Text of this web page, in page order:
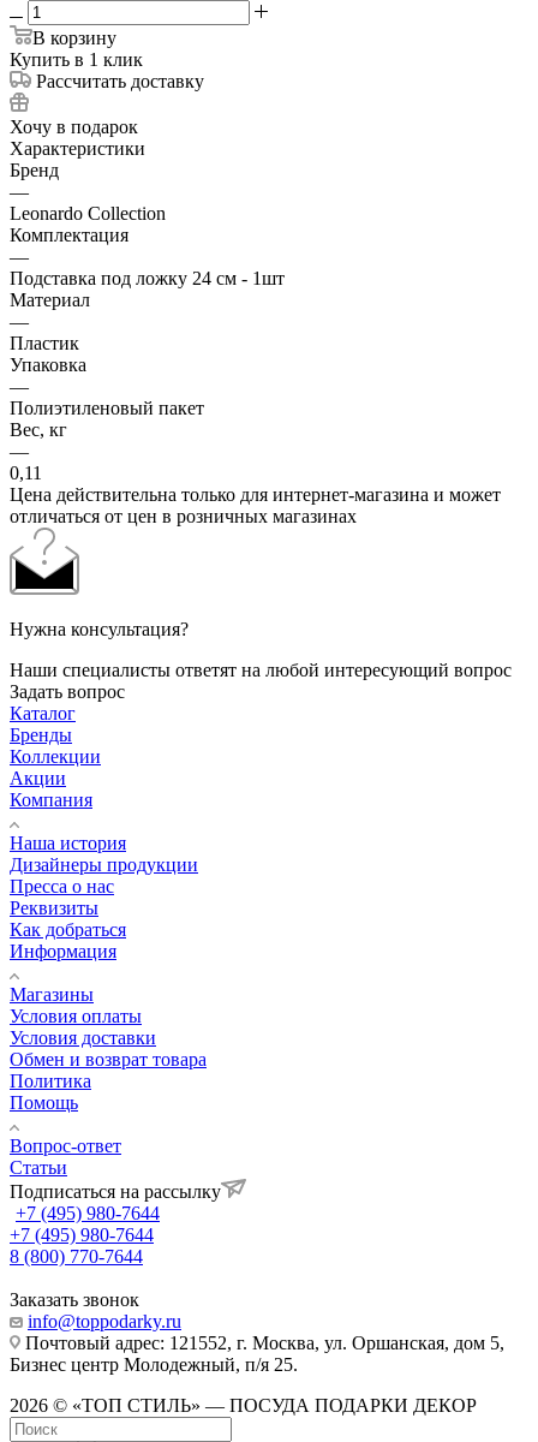
В корзину
Купить в 1 клик
Рассчитать доставку
Хочу в подарок
Характеристики
Бренд
—
Leonardo Collection
Комплектация
—
Подставка под ложку 24 см - 1шт
Материал
—
Пластик
Упаковка
—
Полиэтиленовый пакет
Вес, кг
—
0,11
Цена действительна только для интернет-магазина и может
отличаться от цен в розничных магазинах
Нужна консультация?
Наши специалисты ответят на любой интересующий вопрос
Задать вопрос
Каталог
Бренды
Коллекции
Акции
Компания
Наша история
Дизайнеры продукции
Пресса о нас
Реквизиты
Как добраться
Информация
Магазины
Условия оплаты
Условия доставки
Обмен и возврат товара
Политика
Помощь
Вопрос-ответ
Статьи
Подписаться на рассылку
+7 (495) 980-7644
+7 (495) 980-7644
8 (800) 770-7644
Заказать звонок
info@toppodarky.ru
Почтовый адрес: 121552, г. Москва, ул. Оршанская, дом 5,
Бизнес центр Молодежный, п/я 25.
2026 © «ТОП СТИЛЬ» — ПОСУДА ПОДАРКИ ДЕКОР